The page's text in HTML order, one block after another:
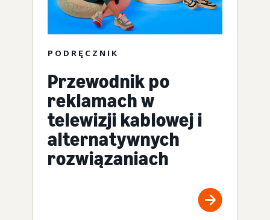
PODRĘCZNIK
Przewodnik po
reklamach w
telewizji kablowej i
alternatywnych
rozwiązaniach